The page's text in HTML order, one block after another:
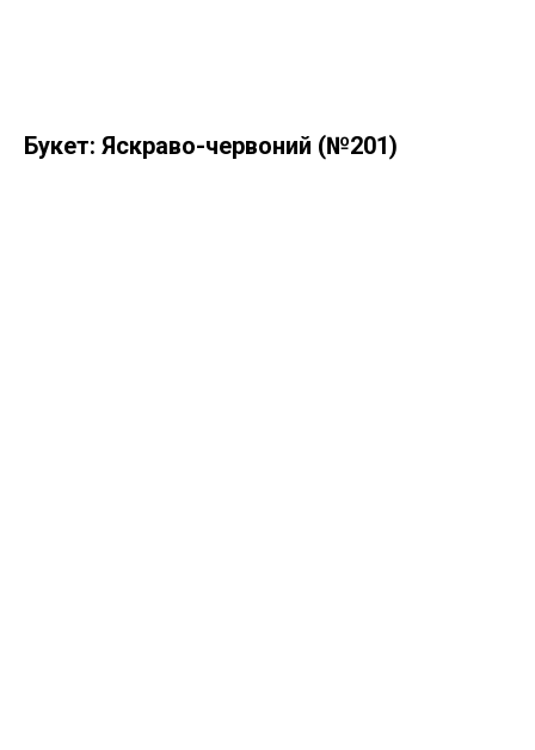
Букет: Яскраво-червоний (№201)